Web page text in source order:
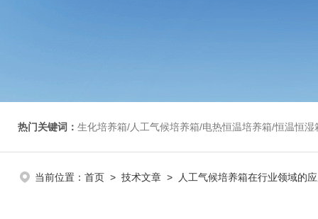
热门关键词： 生化培养箱/人工气候培养箱/电热恒温培养箱/恒温恒湿箱/光照培养箱/二氧化碳培养箱
当前位置： 首页 > 技术文章 > 人工气候培养箱在行业领域的